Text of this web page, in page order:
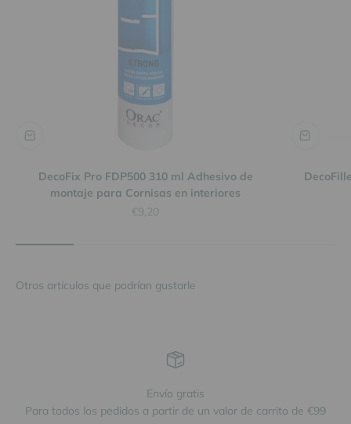
DecoFix Pro FDP500 310 ml Adhesivo de
montaje para Cornisas en interiores
Precio de oferta
€9,20
Envío gratis
Para todos los pedidos a partir de un valor de carrito de €99